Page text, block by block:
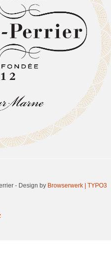
- Design by Browserwerk | TYPO3